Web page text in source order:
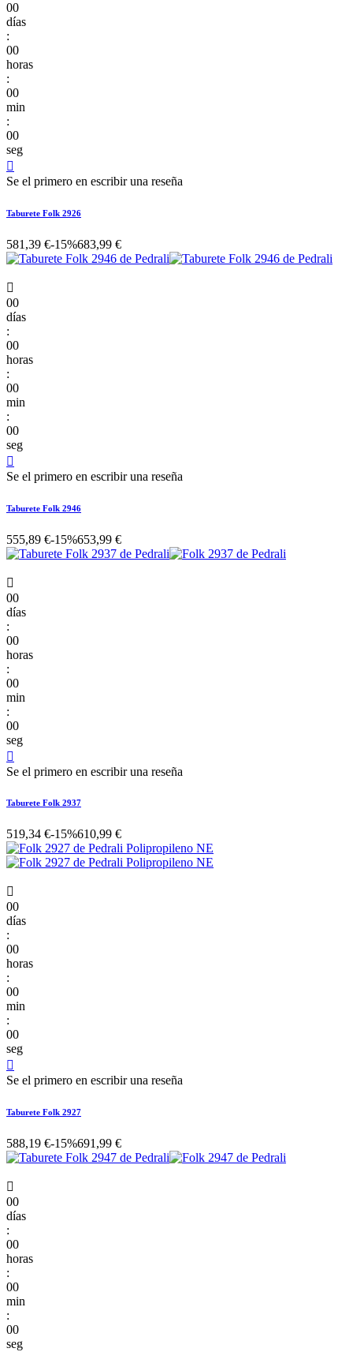
00
días
:
00
horas
:
00
min
:
00
seg

Se el primero en escribir una reseña
Taburete Folk 2926
581,39 €-15%683,99 €

00
días
:
00
horas
:
00
min
:
00
seg

Se el primero en escribir una reseña
Taburete Folk 2946
555,89 €-15%653,99 €

00
días
:
00
horas
:
00
min
:
00
seg

Se el primero en escribir una reseña
Taburete Folk 2937
519,34 €-15%610,99 €

00
días
:
00
horas
:
00
min
:
00
seg

Se el primero en escribir una reseña
Taburete Folk 2927
588,19 €-15%691,99 €

00
días
:
00
horas
:
00
min
:
00
seg